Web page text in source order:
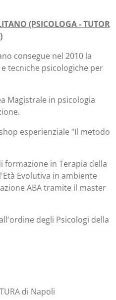
(PSICOLOGA - TUTOR
consegue nel 2010 la
tecniche psicologiche per
Magistrale in psicologia
esperienziale "Il metodo
formazione in Terapia della
Evolutiva in ambiente
ABA tramite il master
degli Psicologi della
di Napoli